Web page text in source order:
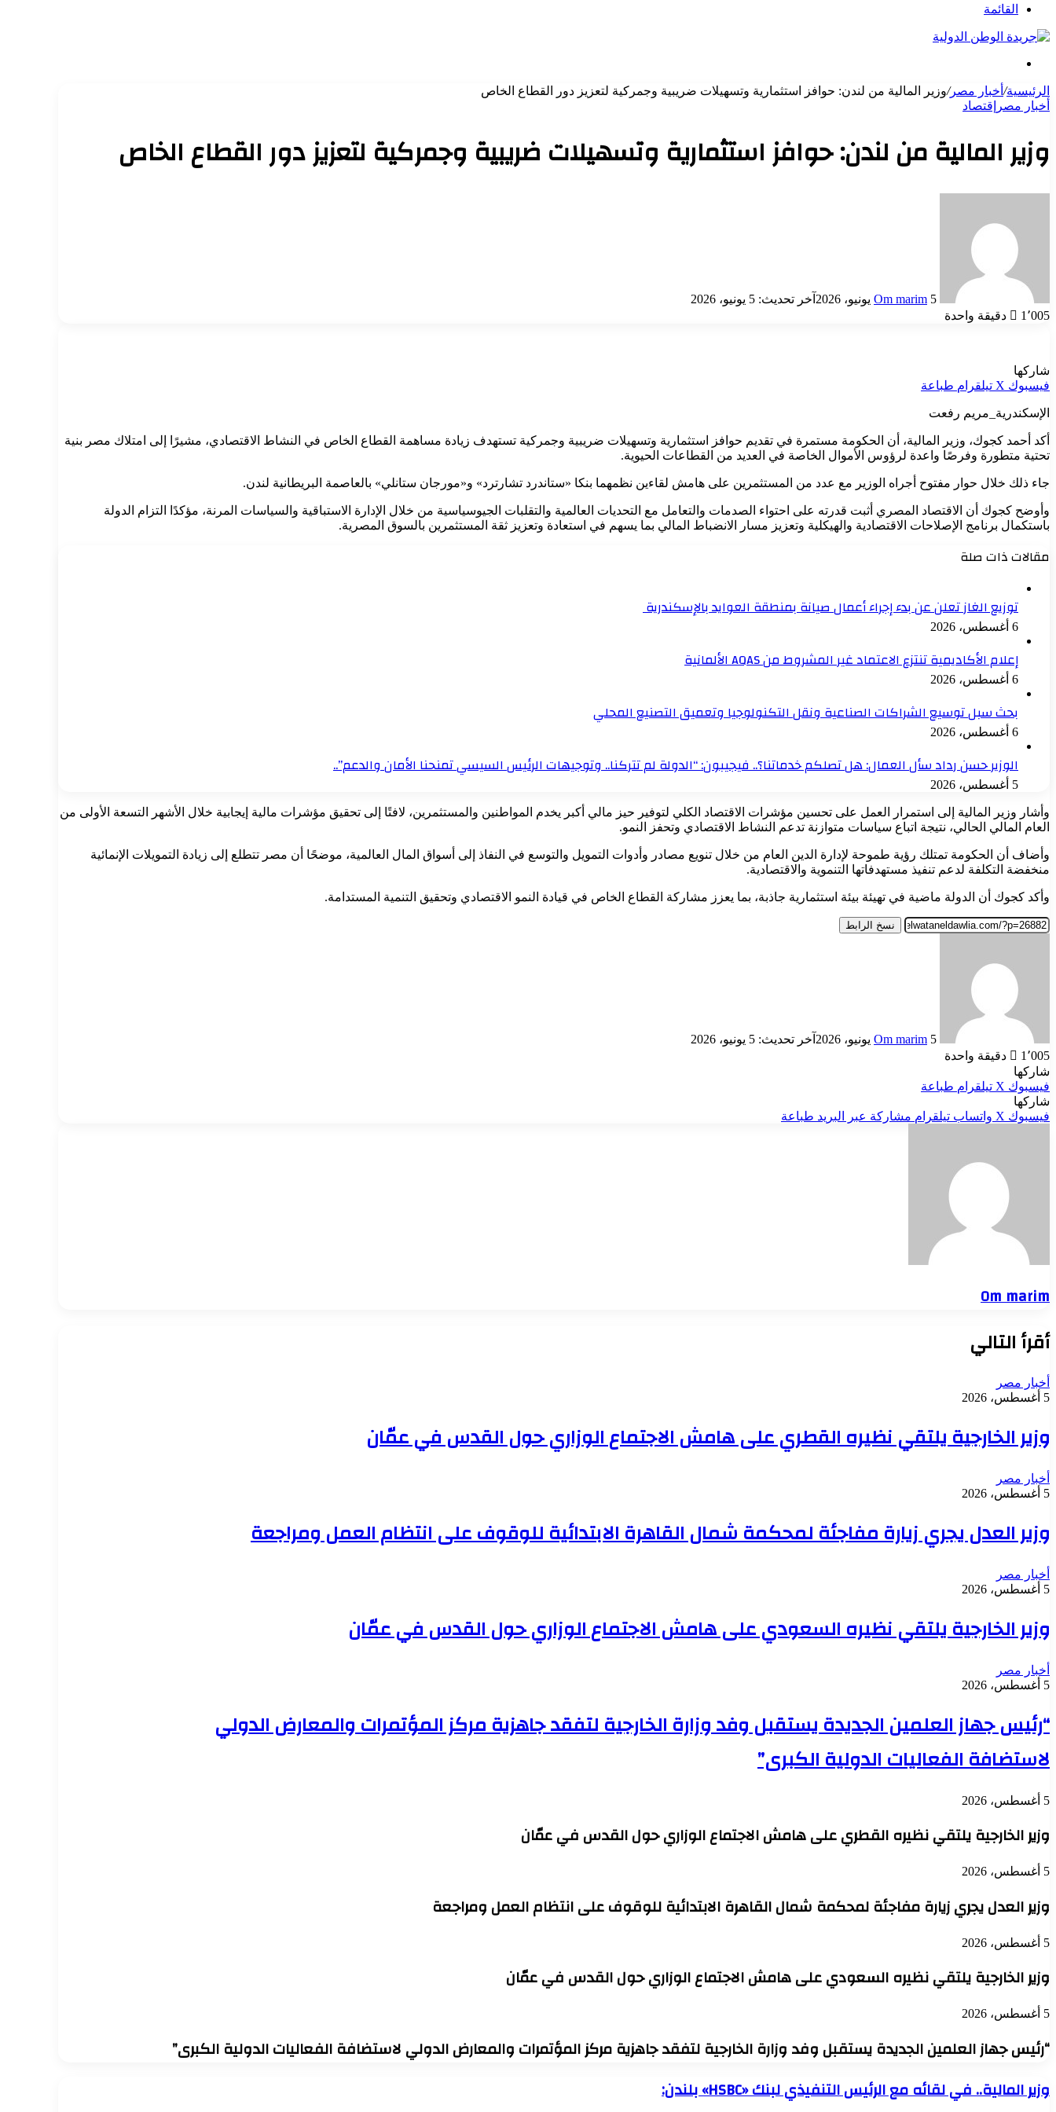
القائمة
الرئيسية/ أخبار مصر/وزير المالية من لندن: حوافز استثمارية وتسهيلات ضريبية وجمركية لتعزيز دور القطاع الخاص
أخبار مصر إقتصاد
وزير المالية من لندن: حوافز استثمارية وتسهيلات ضريبية وجمركية لتعزيز دور القطاع الخاص
Om marim 5 يونيو، 2026
آخر تحديث: 5 يونيو، 2026
1٬005
دقيقة واحدة
شاركها
فيسبوك ‫X تيلقرام طباعة
الإسكندرية_مريم رفعت
أكد أحمد كجوك، وزير المالية، أن الحكومة مستمرة في تقديم حوافز استثمارية وتسهيلات ضريبية وجمركية تستهدف زيادة مساهمة القطاع الخاص في النشاط الاقتصادي، مشيرًا إلى امتلاك مصر بنية
تحتية متطورة وفرصًا واعدة لرؤوس الأموال الخاصة في العديد من القطاعات الحيوية.
جاء ذلك خلال حوار مفتوح أجراه الوزير مع عدد من المستثمرين على هامش لقاءين نظمهما بنكا «ستاندرد تشارترد» و«مورجان ستانلي» بالعاصمة البريطانية لندن.
وأوضح كجوك أن الاقتصاد المصري أثبت قدرته على احتواء الصدمات والتعامل مع التحديات العالمية والتقلبات الجيوسياسية من خلال الإدارة الاستباقية والسياسات المرنة، مؤكدًا التزام الدولة
باستكمال برنامج الإصلاحات الاقتصادية والهيكلية وتعزيز مسار الانضباط المالي بما يسهم في استعادة وتعزيز ثقة المستثمرين بالسوق المصرية.
مقالات ذات صلة
توزيع الغاز تعلن عن بدء إجراء أعمال صيانة بمنطقة العوايد بالإسكندرية
6 أغسطس، 2026
إعلام الأكاديمية تنتزع الاعتماد غير المشروط من AQAS الألمانية
6 أغسطس، 2026
بحث سبل توسيع الشراكات الصناعية ونقل التكنولوجيا وتعميق التصنيع المحلي
6 أغسطس، 2026
الوزير حسن رداد سأل العمال: هل تصلكم خدماتنا؟.. فيجيبون: “الدولة لم تتركنا.. وتوجيهات الرئيس السيسي تمنحنا الأمان والدعم”..
5 أغسطس، 2026
وأشار وزير المالية إلى استمرار العمل على تحسين مؤشرات الاقتصاد الكلي لتوفير حيز مالي أكبر يخدم المواطنين والمستثمرين، لافتًا إلى تحقيق مؤشرات مالية إيجابية خلال الأشهر التسعة الأولى من
العام المالي الحالي، نتيجة اتباع سياسات متوازنة تدعم النشاط الاقتصادي وتحفز النمو.
وأضاف أن الحكومة تمتلك رؤية طموحة لإدارة الدين العام من خلال تنويع مصادر وأدوات التمويل والتوسع في النفاذ إلى أسواق المال العالمية، موضحًا أن مصر تتطلع إلى زيادة التمويلات الإنمائية
منخفضة التكلفة لدعم تنفيذ مستهدفاتها التنموية والاقتصادية.
وأكد كجوك أن الدولة ماضية في تهيئة بيئة استثمارية جاذبة، بما يعزز مشاركة القطاع الخاص في قيادة النمو الاقتصادي وتحقيق التنمية المستدامة.
نسخ الرابط
Om marim 5 يونيو، 2026
آخر تحديث: 5 يونيو، 2026
1٬005
دقيقة واحدة
شاركها
فيسبوك ‫X تيلقرام طباعة
شاركها
فيسبوك ‫X واتساب تيلقرام مشاركة عبر البريد طباعة
Om marim
أقرأ التالي
أخبار مصر
5 أغسطس، 2026
وزير الخارجية يلتقي نظيره القطري على هامش الاجتماع الوزاري حول القدس في عمّان
أخبار مصر
5 أغسطس، 2026
وزير العدل يجري زيارة مفاجئة لمحكمة شمال القاهرة الابتدائية للوقوف على انتظام العمل ومراجعة
أخبار مصر
5 أغسطس، 2026
وزير الخارجية يلتقي نظيره السعودي على هامش الاجتماع الوزاري حول القدس في عمّان
أخبار مصر
5 أغسطس، 2026
“رئيس جهاز العلمين الجديدة يستقبل وفد وزارة الخارجية لتفقد جاهزية مركز المؤتمرات والمعارض الدولي
لاستضافة الفعاليات الدولية الكبرى”
5 أغسطس، 2026
وزير الخارجية يلتقي نظيره القطري على هامش الاجتماع الوزاري حول القدس في عمّان
5 أغسطس، 2026
وزير العدل يجري زيارة مفاجئة لمحكمة شمال القاهرة الابتدائية للوقوف على انتظام العمل ومراجعة
5 أغسطس، 2026
وزير الخارجية يلتقي نظيره السعودي على هامش الاجتماع الوزاري حول القدس في عمّان
5 أغسطس، 2026
“رئيس جهاز العلمين الجديدة يستقبل وفد وزارة الخارجية لتفقد جاهزية مركز المؤتمرات والمعارض الدولي لاستضافة الفعاليات الدولية الكبرى”
وزير
المالية..
وزير المالية.. في لقائه مع الرئيس التنفيذي لبنك «HSBC» بلندن: